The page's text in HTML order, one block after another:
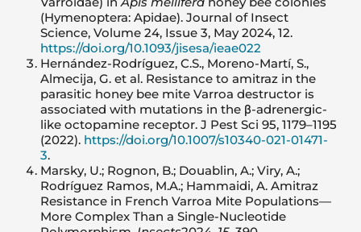
(Hymenoptera: Apidae). Journal of Insect
Science, Volume 24, Issue 3, May 2024, 12.
https://doi.org/10.1093/jisesa/ieae022
Hernández-Rodríguez, C.S., Moreno-Martí, S.,
Almecija, G. et al. Resistance to amitraz in the
parasitic honey bee mite Varroa destructor is
associated with mutations in the β-adrenergic-
like octopamine receptor. J Pest Sci 95, 1179–1195
(2022). https://doi.org/10.1007/s10340-021-01471-
3.
Marsky, U.; Rognon, B.; Douablin, A.; Viry, A.;
Rodríguez Ramos, M.A.; Hammaidi, A. Amitraz
Resistance in French Varroa Mite Populations—
More Complex Than a Single-Nucleotide